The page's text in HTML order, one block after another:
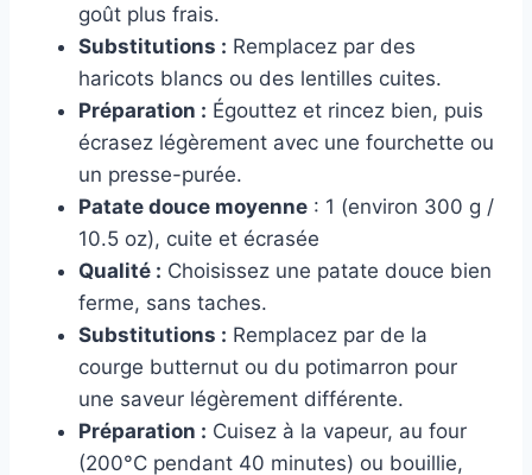
goût plus frais.
Substitutions : Remplacez par des
haricots blancs ou des lentilles cuites.
Préparation : Égouttez et rincez bien, puis
écrasez légèrement avec une fourchette ou
un presse-purée.
Patate douce moyenne : 1 (environ 300 g /
10.5 oz), cuite et écrasée
Qualité : Choisissez une patate douce bien
ferme, sans taches.
Substitutions : Remplacez par de la
courge butternut ou du potimarron pour
une saveur légèrement différente.
Préparation : Cuisez à la vapeur, au four
(200°C pendant 40 minutes) ou bouillie,